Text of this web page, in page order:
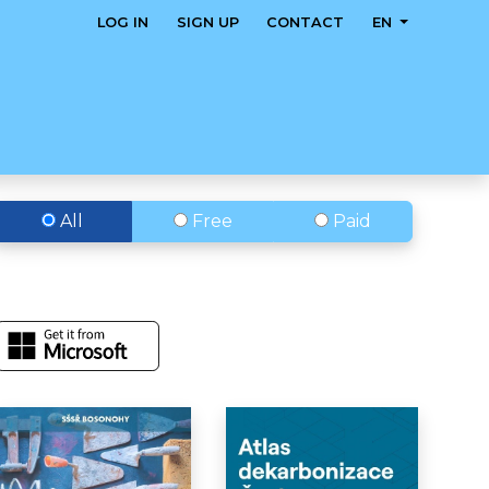
LOG IN SIGN UP CONTACT EN
All Free Paid